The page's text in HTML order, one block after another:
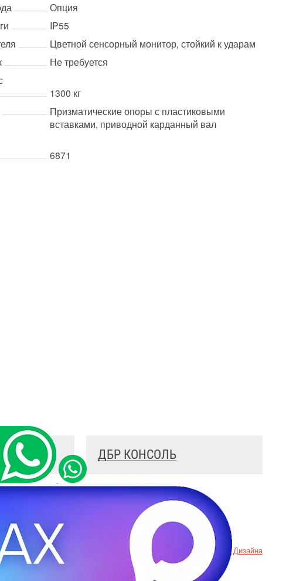
Опция
IP55
Цветной сенсорный монитор, стойкий к ударам
Не требуется
1300 кг
Призматические опоры с пластиковыми
вставками, приводной карданный вал
6871
ДБР КОНСОЛЬ
конфиденциальности
cookie
Пример Хорошего Дизайна